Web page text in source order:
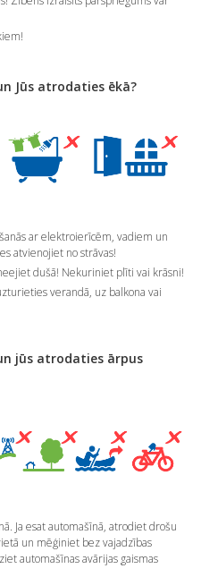
Jūs atrodaties ēkā?
ar elektroierīcēm, vadiem un
atvienojiet no strāvas!
dušā! Nekuriniet plīti vai krāsni!
verandā, uz balkona vai
jūs atrodaties ārpus
Ja esat automašīnā, atrodiet drošu
un mēģiniet bez vajadzības
automašīnas avārijas gaismas